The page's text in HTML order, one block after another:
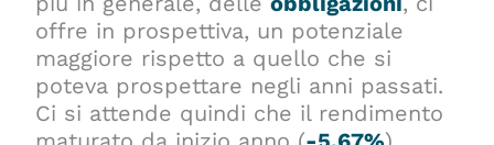
offre in prospettiva, un potenziale
maggiore rispetto a quello che si
poteva prospettare negli anni passati.
Ci si attende quindi che il rendimento